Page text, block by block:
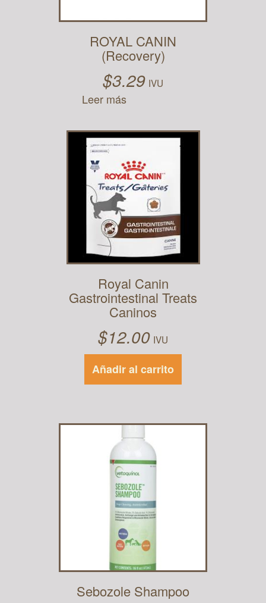
ROYAL CANIN
(Recovery)
$3.29 IVU
Leer más
Royal Canin
Gastrointestinal Treats
Caninos
$12.00 IVU
Añadir al carrito
Sebozole Shampoo